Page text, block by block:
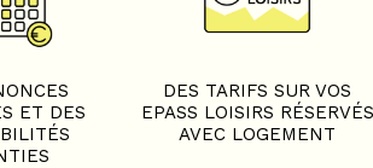
ET DES
DES TARIFS SUR VOS
EPASS LOISIRS RÉSERVÉS
AVEC LOGEMENT